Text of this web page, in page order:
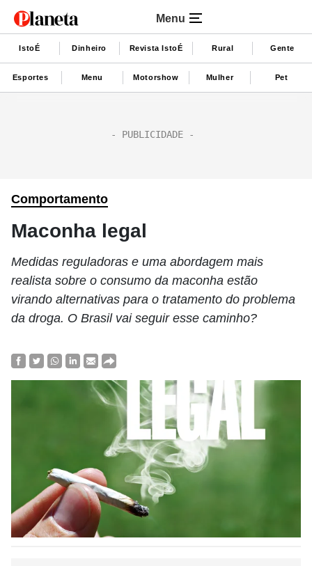
Menu
IstoÉ Dinheiro Revista IstoÉ Rural Gente
Esportes Menu Motorshow Mulher Pet
Comportamento
Maconha legal
Medidas reguladoras e uma abordagem mais
realista sobre o consumo da maconha estão
virando alternativas para o tratamento do problema
da droga. O Brasil vai seguir esse caminho?